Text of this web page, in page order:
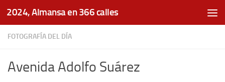
Saltar al contenido
2024, Almansa en 366 calles
FOTOGRAFÍA DEL DÍA
Avenida Adolfo Suárez